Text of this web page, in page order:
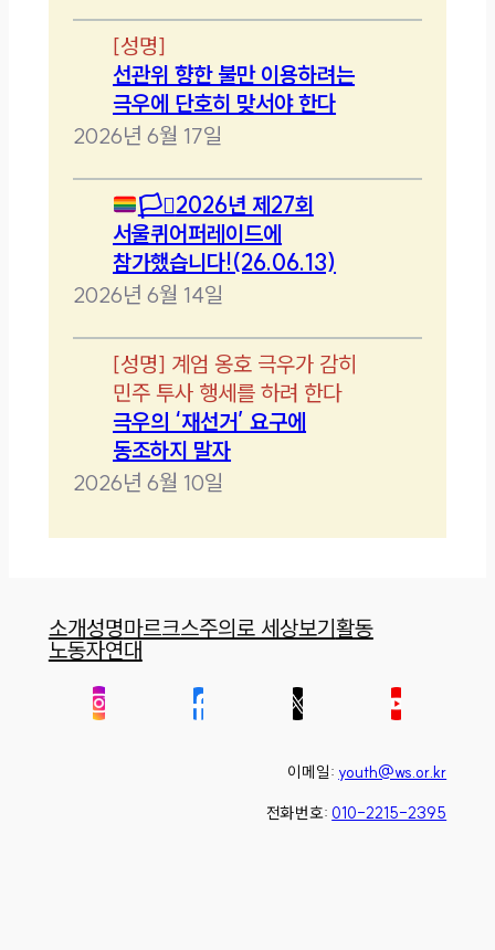
[성명]
선관위 향한 불만 이용하려는
극우에 단호히 맞서야 한다
2026년 6월 17일
🏳️‍⚧️2026년 제27회
서울퀴어퍼레이드에
참가했습니다!(26.06.13)
2026년 6월 14일
[성명] 계엄 옹호 극우가 감히
민주 투사 행세를 하려 한다
극우의 ‘재선거’ 요구에
동조하지 말자
2026년 6월 10일
소개성명마르크스주의로 세상보기활동
노동자연대
이메일: youth@ws.or.kr
전화번호: 010-2215-2395